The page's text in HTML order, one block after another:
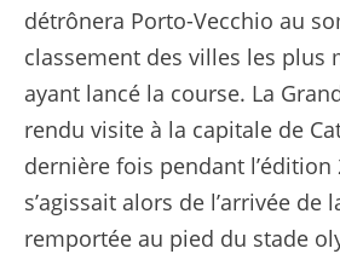
détrônera Porto-Vecchio au
classement des villes les plus
ayant lancé la course. La
rendu visite à la capitale de
dernière fois pendant l’édition
s’agissait alors de l’arrivée de
remportée au pied du stade